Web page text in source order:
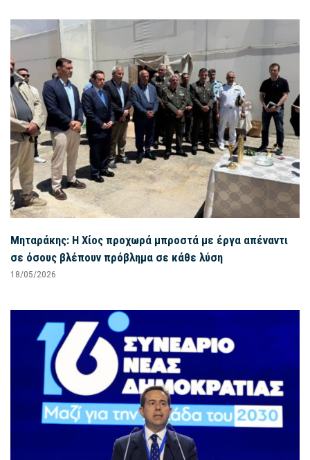
Μηταράκης: Η Χίος προχωρά μπροστά με έργα απέναντι
σε όσους βλέπουν πρόβλημα σε κάθε λύση
18/05/2026